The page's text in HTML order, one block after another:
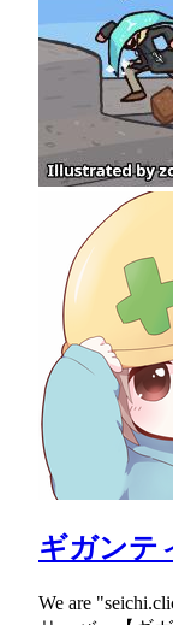
ギガンテ
We are